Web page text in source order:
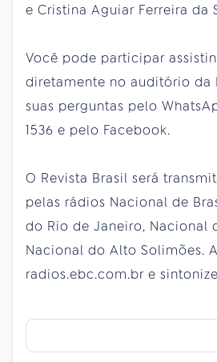
e Cristina Aguiar Ferreira da
Você pode participar
diretamente no auditório da
suas perguntas pelo
1536 e pelo Facebook.
O Revista Brasil será
pelas rádios Nacional de
do Rio de Janeiro, Nacional
Nacional do Alto Solimões.
radios.ebc.com.br e